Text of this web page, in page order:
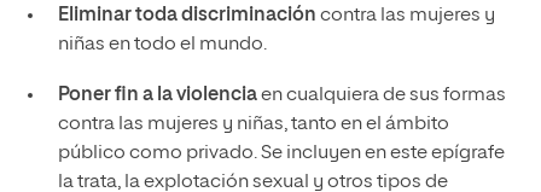
Eliminar toda discriminación contra las mujeres y
niñas en todo el mundo.
Poner fin a la violenciaen cualquiera de sus formas
contra las mujeres y niñas, tanto en el ámbito
público como privado. Se incluyen en este epígrafe
la trata, la explotación sexual y otros tipos de